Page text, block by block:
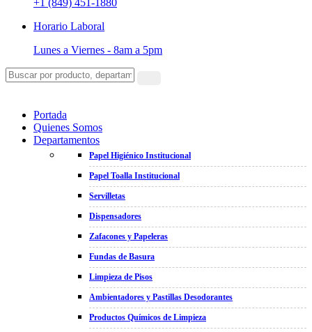
Horario Laboral
Lunes a Viernes - 8am a 5pm
Portada
Quienes Somos
Departamentos
Papel Higiénico Institucional
Papel Toalla Institucional
Servilletas
Dispensadores
Zafacones y Papeleras
Fundas de Basura
Limpieza de Pisos
Ambientadores y Pastillas Desodorantes
Productos Químicos de Limpieza